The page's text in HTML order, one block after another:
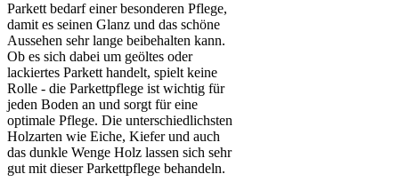
Parkett bedarf einer besonderen Pflege,
damit es seinen Glanz und das schöne
Aussehen sehr lange beibehalten kann.
Ob es sich dabei um geöltes oder
lackiertes Parkett handelt, spielt keine
Rolle - die Parkettpflege ist wichtig für
jeden Boden an und sorgt für eine
optimale Pflege. Die unterschiedlichsten
Holzarten wie Eiche, Kiefer und auch
das dunkle Wenge Holz lassen sich sehr
gut mit dieser Parkettpflege behandeln.